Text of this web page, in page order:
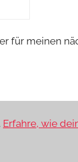
für meinen
Erfahre, wie